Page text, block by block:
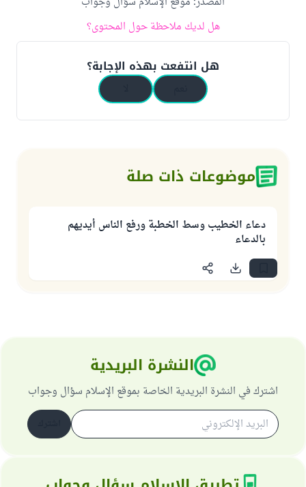
هل لديك ملاحظة حول المحتوى؟
هل انتفعت بهذه الإجابة؟
موضوعات ذات صلة
دعاء الخطيب وسط الخطبة ورفع الناس أيديهم
بالدعاء
النشرة البريدية
اشترك في النشرة البريدية الخاصة بموقع الإسلام سؤال وجواب